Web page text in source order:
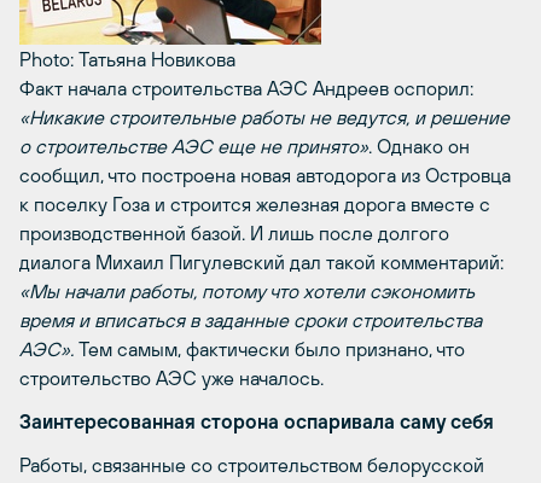
Photo: Татьяна Новикова
Факт начала строительства АЭС Андреев оспорил:
«Никакие строительные работы не ведутся, и решение
о строительстве АЭС еще не принято». Однако он
сообщил, что построена новая автодорога из Островца
к поселку Гоза и строится железная дорога вместе с
производственной базой. И лишь после долгого
диалога Михаил Пигулевский дал такой комментарий:
«Мы начали работы, потому что хотели сэкономить
время и вписаться в заданные сроки строительства
АЭС». Тем самым, фактически было признано, что
строительство АЭС уже началось.
Заинтересованная сторона оспаривала саму себя
Работы, связанные со строительством белорусской